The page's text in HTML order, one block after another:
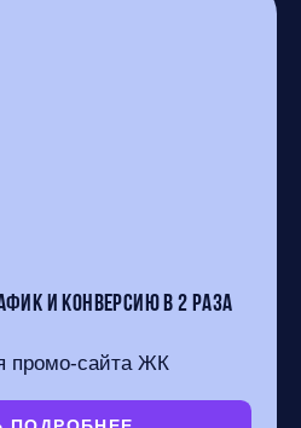
и конверсию в 2 раза
промо-сайта ЖК